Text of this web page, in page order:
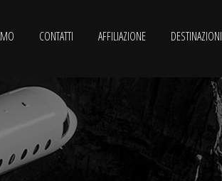
CONTATTI AFFILIAZIONE DESTINAZIONI